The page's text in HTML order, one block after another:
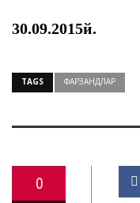
30.09.2015й.
TAGS ФАРЗАНДЛАР
0